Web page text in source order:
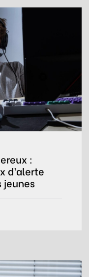
:
d’alerte
jeunes